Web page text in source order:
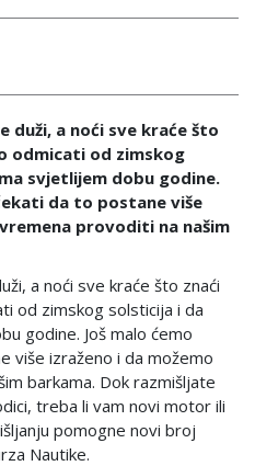
duži, a noći sve kraće što
odmicati od zimskog
svjetlijem dobu godine.
da to postane više
provoditi na našim
a noći sve kraće što znaći
od zimskog solsticija i da
godine. Još malo ćemo
više izraženo i da možemo
barkama. Dok razmišljate
treba li vam novi motor ili
pomogne novi broj
Nautike.